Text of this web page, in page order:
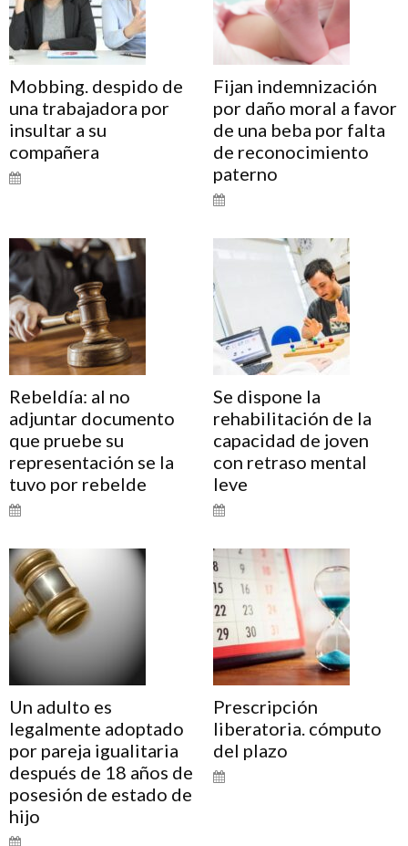
Mobbing. despido de
una trabajadora por
insultar a su
compañera
Fijan indemnización
por daño moral a favor
de una beba por falta
de reconocimiento
paterno
Rebeldía: al no
adjuntar documento
que pruebe su
representación se la
tuvo por rebelde
Se dispone la
rehabilitación de la
capacidad de joven
con retraso mental
leve
Un adulto es
legalmente adoptado
por pareja igualitaria
después de 18 años de
posesión de estado de
hijo
Prescripción
liberatoria. cómputo
del plazo